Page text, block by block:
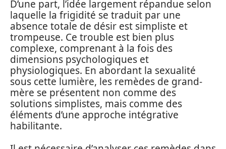
D’une part, l’idée largement répandue selon
laquelle la frigidité se traduit par une
absence totale de désir est simpliste et
trompeuse. Ce trouble est bien plus
complexe, comprenant à la fois des
dimensions psychologiques et
physiologiques. En abordant la sexualité
sous cette lumière, les remèdes de grand-
mère se présentent non comme des
solutions simplistes, mais comme des
éléments d’une approche intégrative
habilitante.